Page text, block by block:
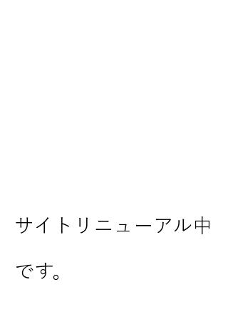
サイトリニューアル中
です。